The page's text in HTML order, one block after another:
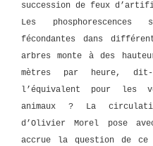
succession de feux
Les phosphorescences
fécondantes dans
arbres monte à des
mètres par heure,
l’équivalent pour les
animaux ? La
d’Olivier Morel pose
accrue la question de